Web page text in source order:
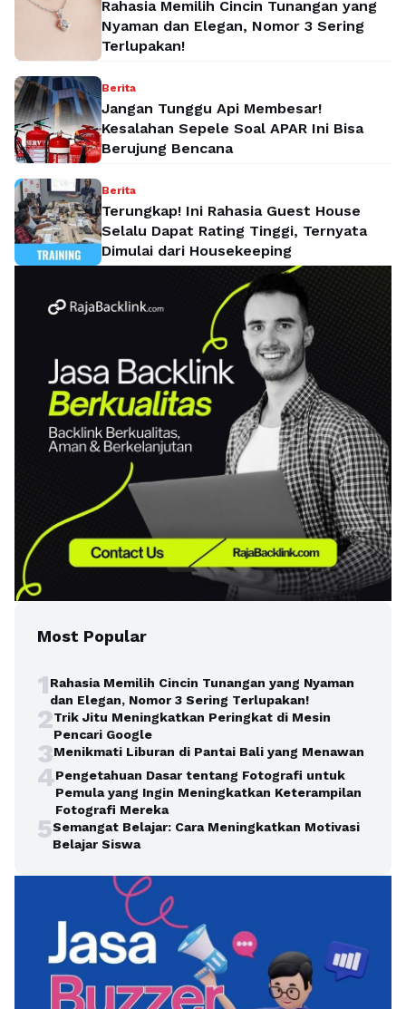
Rahasia Memilih Cincin Tunangan yang
Nyaman dan Elegan, Nomor 3 Sering
Terlupakan!
Berita
Jangan Tunggu Api Membesar!
Kesalahan Sepele Soal APAR Ini Bisa
Berujung Bencana
Berita
Terungkap! Ini Rahasia Guest House
Selalu Dapat Rating Tinggi, Ternyata
Dimulai dari Housekeeping
Most Popular
1Rahasia Memilih Cincin Tunangan yang Nyaman
dan Elegan, Nomor 3 Sering Terlupakan!
2Trik Jitu Meningkatkan Peringkat di Mesin
Pencari Google
3Menikmati Liburan di Pantai Bali yang Menawan
4Pengetahuan Dasar tentang Fotografi untuk
Pemula yang Ingin Meningkatkan Keterampilan
Fotografi Mereka
5Semangat Belajar: Cara Meningkatkan Motivasi
Belajar Siswa